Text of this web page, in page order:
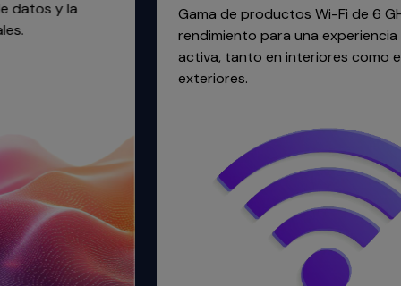
Gama de productos Wi-Fi de 6 GHz de alto
rendimiento para una experiencia siempre
activa, tanto en interiores como en